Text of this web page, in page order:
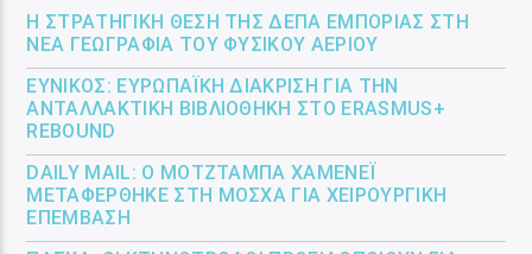
Η ΣΤΡΑΤΗΓΙΚΉ ΘΈΣΗ ΤΗΣ ΔΕΠΑ ΕΜΠΟΡΊΑΣ ΣΤΗ
ΝΈΑ ΓΕΩΓΡΑΦΊΑ ΤΟΥ ΦΥΣΙΚΟΎ ΑΕΡΊΟΥ
ΕΎΝΙΚΟΣ: ΕΥΡΩΠΑΪΚΉ ΔΙΆΚΡΙΣΗ ΓΙΑ ΤΗΝ
ΑΝΤΑΛΛΑΚΤΙΚΉ ΒΙΒΛΙΟΘΉΚΗ ΣΤΟ ERASMUS+
REBOUND
DAILY MAIL: Ο ΜΟΤΖΤΆΜΠΑ ΧΑΜΕΝΕΪ́
ΜΕΤΑΦΈΡΘΗΚΕ ΣΤΗ ΜΌΣΧΑ ΓΙΑ ΧΕΙΡΟΥΡΓΙΚΉ
ΕΠΈΜΒΑΣΗ